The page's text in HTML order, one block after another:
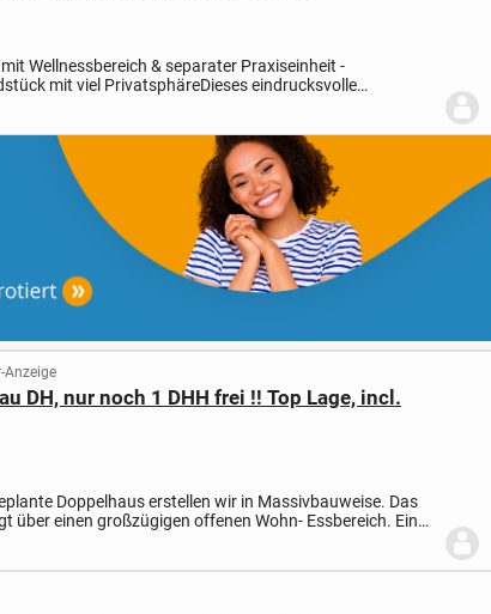
Wellnessbereich & separater Praxiseinheit -
mit viel PrivatsphäreDieses eindrucksvolle
ca. 162 m² Wohnfläche, verteilt auf vier Zimmer,...
Anzeige
DH, nur noch 1 DHH frei !! Top Lage, incl.
Doppelhaus erstellen wir in Massivbauweise. Das
über einen großzügigen offenen Wohn- Essbereich. Ein
mit Waschmaschinenanschluss und...